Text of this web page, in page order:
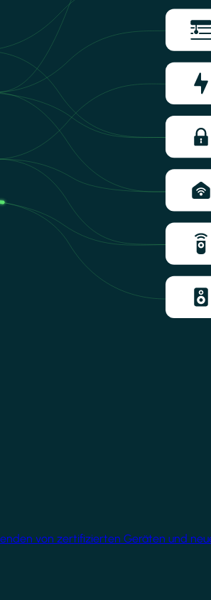
von zertifizierten Geräten und